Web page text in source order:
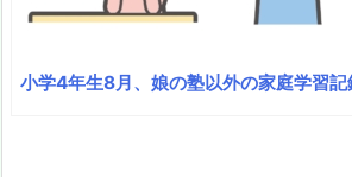
小学4年生8月、娘の塾以外の家庭学習記